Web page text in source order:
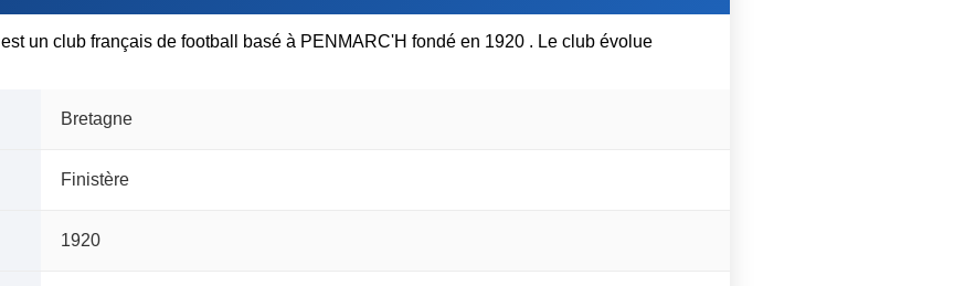
est un club français de football basé à PENMARC'H fondé en 1920 . Le club évolue
Bretagne
Finistère
1920